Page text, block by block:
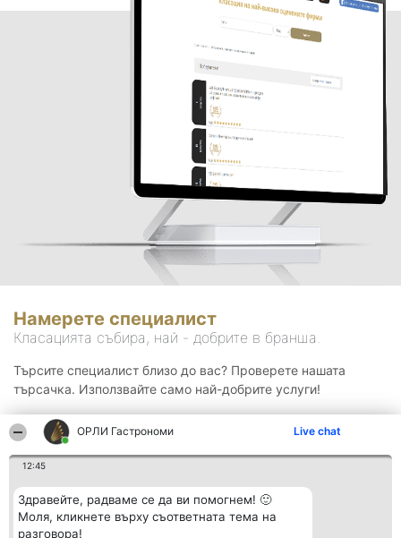
ОРЛИ Гастрономи Live chat
12:45
Здравейте, радваме се да ви помогнем! 🙂
Моля, кликнете върху съответната тема на
разговора!
Намерете специалист
Класацията събира, най - добрите в бранша.
Търсите специалист близо до вас? Проверете нашата
търсачка. Използвайте само най-добрите услуги!